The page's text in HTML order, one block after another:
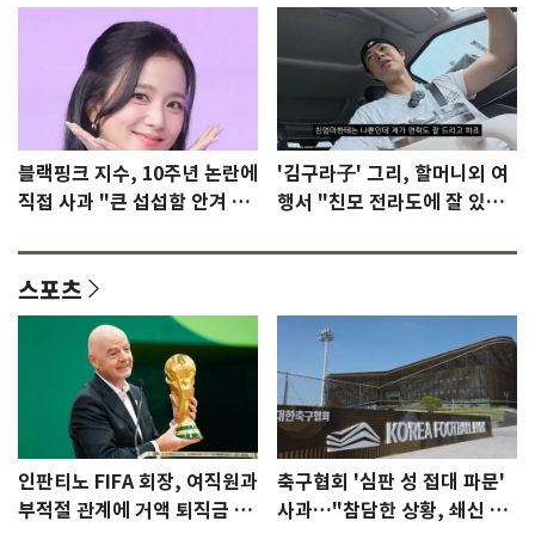
블랙핑크 지수, 10주년 논란에
직접 사과 "큰 섭섭함 안겨 미
'김구라子' 그리, 할머니외 여
행서 "친모 전라도에 잘 있
스포츠
인판티노 FIFA 회장, 여직원과
부적절 관계에 거액 퇴직금 지
축구협회 '심판 성 접대 파문'
사과…"참담한 상황, 쇄신 약